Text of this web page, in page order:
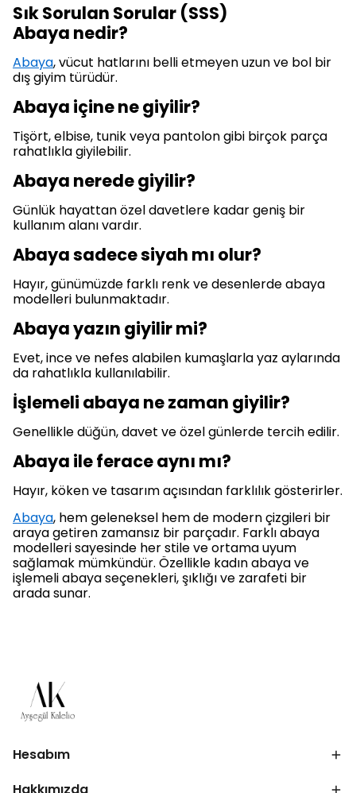
Sık Sorulan Sorular (SSS)
Abaya nedir?
Abaya, vücut hatlarını belli etmeyen uzun ve bol bir
dış giyim türüdür.
Abaya içine ne giyilir?
Tişört, elbise, tunik veya pantolon gibi birçok parça
rahatlıkla giyilebilir.
Abaya nerede giyilir?
Günlük hayattan özel davetlere kadar geniş bir
kullanım alanı vardır.
Abaya sadece siyah mı olur?
Hayır, günümüzde farklı renk ve desenlerde abaya
modelleri bulunmaktadır.
Abaya yazın giyilir mi?
Evet, ince ve nefes alabilen kumaşlarla yaz aylarında
da rahatlıkla kullanılabilir.
İşlemeli abaya ne zaman giyilir?
Genellikle düğün, davet ve özel günlerde tercih edilir.
Abaya ile ferace aynı mı?
Hayır, köken ve tasarım açısından farklılık gösterirler.
Abaya, hem geleneksel hem de modern çizgileri bir
araya getiren zamansız bir parçadır. Farklı abaya
modelleri sayesinde her stile ve ortama uyum
sağlamak mümkündür. Özellikle kadın abaya ve
işlemeli abaya seçenekleri, şıklığı ve zarafeti bir
arada sunar.
Hesabım